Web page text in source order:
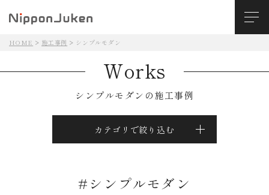
HOME 施工事例 シンプルモダン
Works
シンプルモダンの施工事例
カテゴリで絞り込む
#シンプルモダン